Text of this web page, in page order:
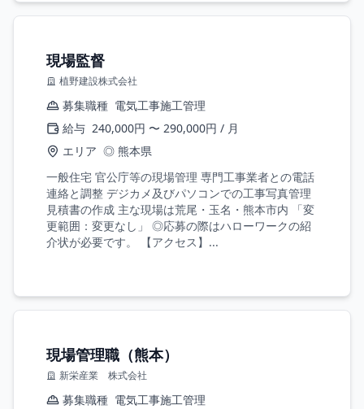
現場監督
植野建設株式会社
募集職種 電気工事施工管理
給与 240,000円 〜 290,000円 / 月
エリア ◎ 熊本県
一般住宅 官公庁等の現場管理 専門工事業者との電話
連絡と調整 デジカメ及びパソコンでの工事写真管理
見積書の作成 主な現場は荒尾・玉名・熊本市内 「変
更範囲：変更なし」 ◎応募の際はハローワークの紹
介状が必要です。 【アクセス】...
現場管理職（熊本）
新栄産業 株式会社
募集職種 電気工事施工管理